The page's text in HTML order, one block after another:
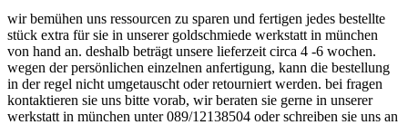
wir bemühen uns ressourcen zu sparen und fertigen jedes bestellte
stück extra für sie in unserer goldschmiede werkstatt in münchen
von hand an. deshalb beträgt unsere lieferzeit circa 4 -6 wochen.
wegen der persönlichen einzelnen anfertigung, kann die bestellung
in der regel nicht umgetauscht oder retourniert werden. bei fragen
kontaktieren sie uns bitte vorab, wir beraten sie gerne in unserer
werkstatt in münchen unter 089/12138504 oder schreiben sie uns an